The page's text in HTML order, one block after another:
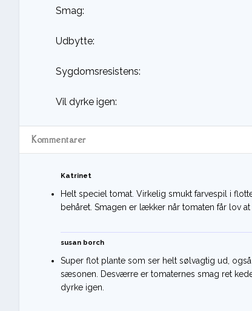
Smag:
Udbytte:
Sygdomsresistens:
Vil dyrke igen:
Kommentarer
Katrinet
Helt speciel tomat. Virkelig smukt farvespil i
behåret. Smagen er lækker når tomaten får lov
susan borch
Super flot plante som ser helt sølvagtig ud,
sæsonen. Desværre er tomaternes smag ret
dyrke igen.